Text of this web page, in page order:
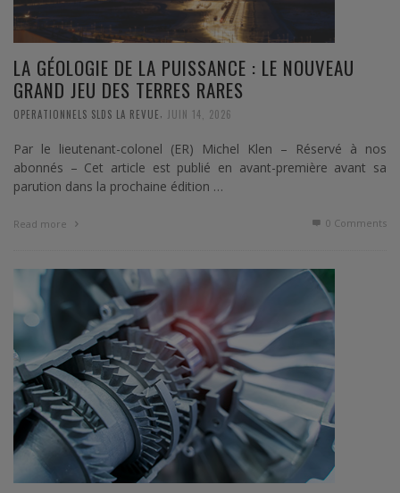
LA GÉOLOGIE DE LA PUISSANCE : LE NOUVEAU
GRAND JEU DES TERRES RARES
OPERATIONNELS SLDS LA REVUE JUIN 14, 2026
Par le lieutenant-colonel (ER) Michel Klen – Réservé à nos
abonnés – Cet article est publié en avant-première avant sa
parution dans la prochaine édition …
Read more 0 Comments